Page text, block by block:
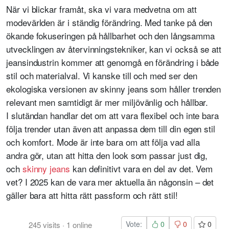
När vi blickar framåt, ska vi vara medvetna om att
modevärlden är i ständig förändring. Med tanke på den
ökande fokuseringen på hållbarhet och den långsamma
utvecklingen av återvinningstekniker, kan vi också se att
jeansindustrin kommer att genomgå en förändring i både
stil och materialval. Vi kanske till och med ser den
ekologiska versionen av skinny jeans som håller trenden
relevant men samtidigt är mer miljövänlig och hållbar.
I slutändan handlar det om att vara flexibel och inte bara
följa trender utan även att anpassa dem till din egen stil
och komfort. Mode är inte bara om att följa vad alla
andra gör, utan att hitta den look som passar just dig,
och skinny jeans kan definitivt vara en del av det. Vem
vet? I 2025 kan de vara mer aktuella än någonsin – det
gäller bara att hitta rätt passform och rätt stil!
245visits · 1 online Vote: 0 0 0